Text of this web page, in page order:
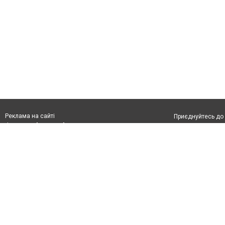
Реклама на сайті
Франшиза "CitySites"
Приєднуйтесь до